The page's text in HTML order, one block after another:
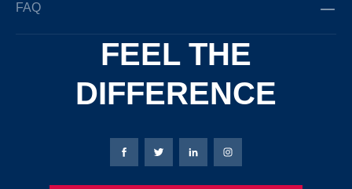
FAQ
FEEL THE
DIFFERENCE
Bierbaum-Proenen Facebook-pagina
Bierbaum-Proenen X-pagina
Bierbaum-Proenen
Bierbaum-Proenen